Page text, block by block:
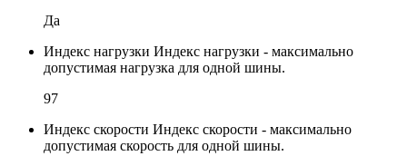
Да
Индекс нагрузки Индекс нагрузки - максимально
допустимая нагрузка для одной шины.
97
Индекс скорости Индекс скорости - максимально
допустимая скорость для одной шины.